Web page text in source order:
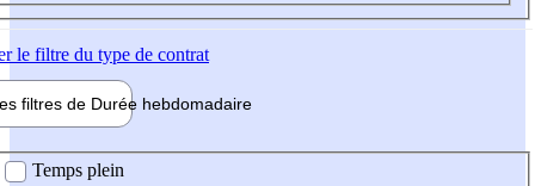
le filtre du type de contrat
filtres de Durée hebdomadaire
Temps plein